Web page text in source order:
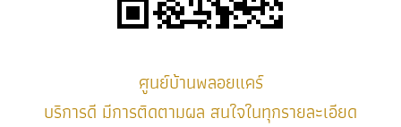
ศูนย์บ้านพลอยแคร์
บริการดี มีการติดตามผล สนใจในทุกรายละเอียด